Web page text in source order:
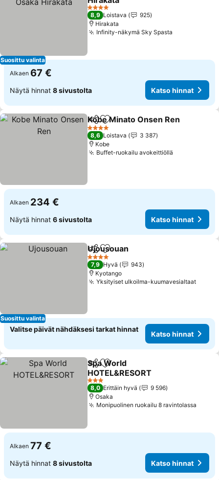
Suosittu valinta
4 Tähtiluokitus
8,9 Loistava
925
Hirakata
Infinity-näkymä Sky Spasta
Alkaen 67 €
Näytä hinnat 8 sivustolta Katso hinnat
Jaa Lisää suosikkeihin
Kobe Minato Onsen Ren
4 Tähtiluokitus
8,6 Loistava
3 387
Kobe
Buffet-ruokailu avokeittiöllä
Alkaen 234 €
Näytä hinnat 6 sivustolta Katso hinnat
Suosittu valinta
Jaa Lisää suosikkeihin
Ujousouan
4 Tähtiluokitus
7,9 Hyvä
943
Kyotango
Yksityiset ulkoilma-kuumavesialtaat
Valitse päivät nähdäksesi tarkat hinnat
Katso hinnat
Jaa Lisää suosikkeihin
Spa World
HOTEL&RESORT
3 Tähtiluokitus
8,0 Erittäin hyvä
9 596
Osaka
Monipuolinen ruokailu 8 ravintolassa
Alkaen 77 €
Näytä hinnat 8 sivustolta Katso hinnat